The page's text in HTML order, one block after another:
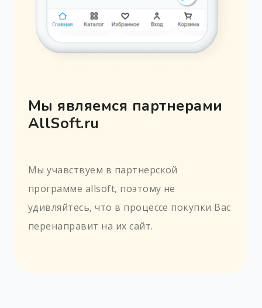
Мы являемся партнерами
AllSoft.ru
Мы учавствуем в партнерской
программе allsoft, поэтому не
удивляйтесь, что в процессе покупки Вас
перенаправит на их сайт.